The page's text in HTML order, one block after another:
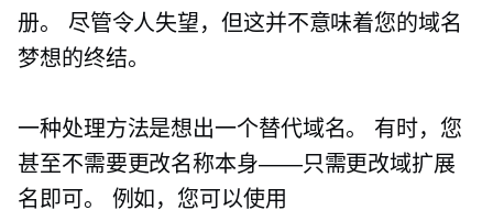
册。 尽管令人失望，但这并不意味着您的域名
梦想的终结。
一种处理方法是想出一个替代域名。 有时，您
甚至不需要更改名称本身——只需更改域扩展
名即可。 例如，您可以使用